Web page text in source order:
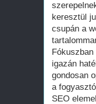
keresztül
csupán a
igazán
gondosan
a
SEO